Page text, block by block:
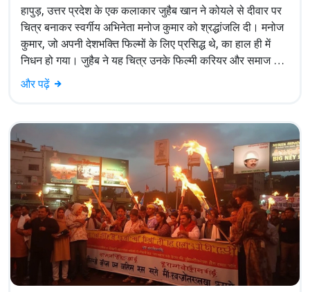
हापुड़, उत्तर प्रदेश के एक कलाकार जुहैब खान ने कोयले से दीवार पर
चित्र बनाकर स्वर्गीय अभिनेता मनोज कुमार को श्रद्धांजलि दी। मनोज
कुमार, जो अपनी देशभक्ति फिल्मों के लिए प्रसिद्ध थे, का हाल ही में
निधन हो गया। जुहैब ने यह चित्र उनके फिल्मी करियर और समाज पर
उनके योगदान को सम्मान देने के लिए बनाया।
और पढ़ें